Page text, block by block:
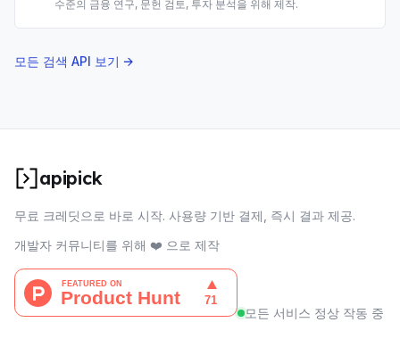
수준의 금융 연구, 문헌 검토, 투자 분석을 위해 제작.
모든 검색 API 보기 →
apipick
무료 크레딧으로 바로 시작. 사용량 기반 결제, 즉시 결과 제공.
개발자 커뮤니티를 위해 ❤️ 으로 제작
모든 서비스 정상 작동 중